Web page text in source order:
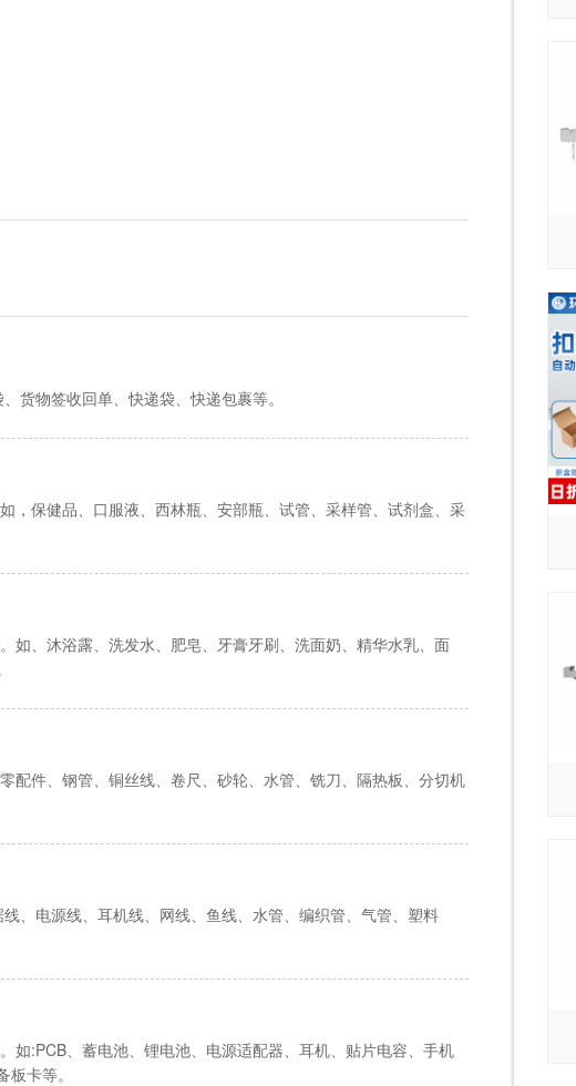
货物签收回单、快递袋、快递包裹等。
，保健品、口服液、西林瓶、安部瓶、试管、采样管、试剂盒、采
如、沐浴露、洗发水、肥皂、牙膏牙刷、洗面奶、精华水乳、面
配件、钢管、铜丝线、卷尺、砂轮、水管、铣刀、隔热板、分切机
、电源线、耳机线、网线、鱼线、水管、编织管、气管、塑料
如:PCB、蓄电池、锂电池、电源适配器、耳机、贴片电容、手机
卡等。